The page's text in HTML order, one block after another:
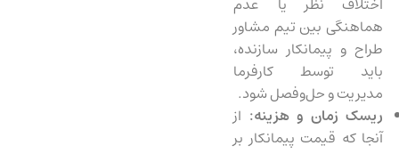
هماهنگی بین تیم مشاور
طراح و پیمانکار سازنده،
باید توسط کارفرما
مدیریت و حل‌وفصل شود.
ریسک زمان و هزینه: از
آنجا که قیمت پیمانکار بر